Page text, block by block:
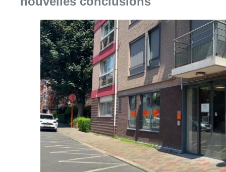
06 août 2026Consulter l'article "Centre Fedasil à Uccle :
Le siège bruxellois d’AXA fermé
plusieurs jours après une
contamination de l’eau au
propylène glycol